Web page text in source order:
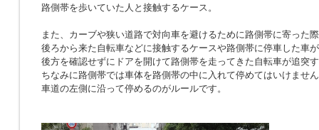
路側帯を歩いていた人と接触するケース。
また、カーブや狭い道路で対向車を避けるために路側帯に寄った
後ろから来た自転車などに接触するケースや路側帯に停車した車
後方を確認せずにドアを開けて路側帯を走ってきた自転車が追突
ちなみに路側帯では車体を路側帯の中に入れて停めてはいけませ
車道の左側に沿って停めるのがルールです。